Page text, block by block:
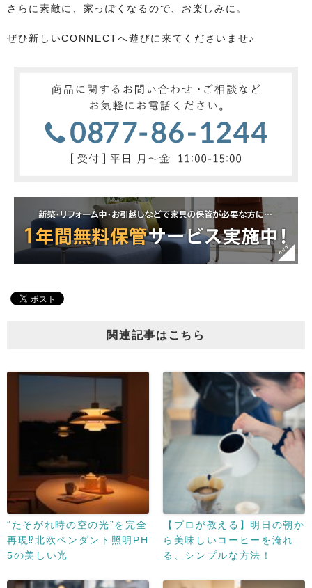
さらに素敵に、家っぽくなるので、お楽しみに。
ぜひ新しいCONNECTへ遊びに来てくださいませ♪
関連記事はこちら
“たそがれ時の空の光”を完全
再現⁉北欧ペンダント照明PH
5の美しい光
【プロが教える】明日の朝か
ら美味しいコーヒーを淹れ
る、シンプルな方法！